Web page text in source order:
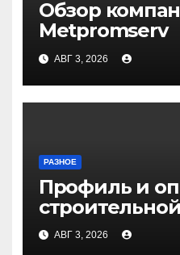
Обзор
Metpromserv
АВГ 3, 2026
РАЗНОЕ
Профиль и
Медичи
АВГ 3, 2026